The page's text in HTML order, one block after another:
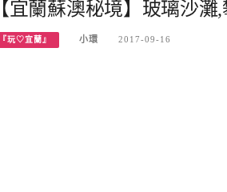
【宜蘭蘇澳秘境】玻璃沙
『玩♡宜蘭』 小環 2017-09-16